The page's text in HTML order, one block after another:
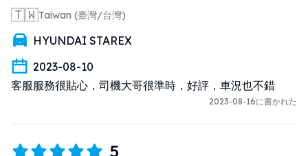
🇹🇼Taiwan (臺灣/台灣)
HYUNDAI STAREX
2023-08-10
客服服務很貼心，司機大哥很準時，好評，車況也不錯
2023-08-16に書かれた
5